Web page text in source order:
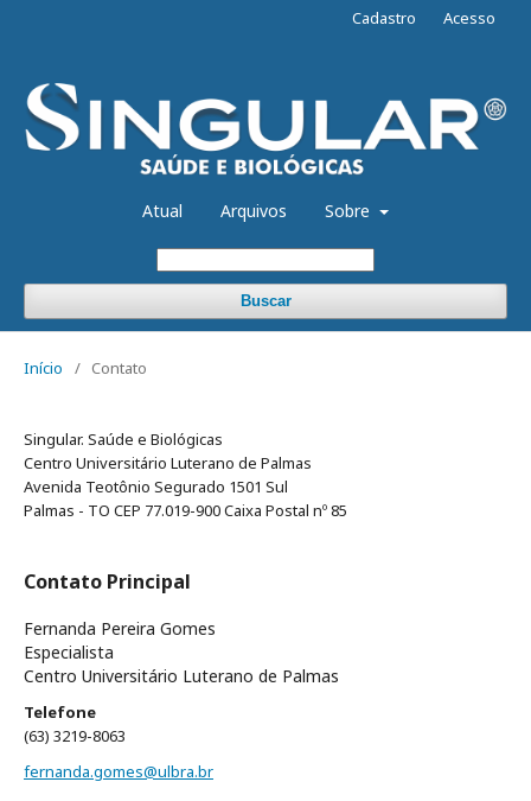
Atual Arquivos Sobre
Buscar
Cadastro Acesso
Início / Contato
Singular. Saúde e Biológicas
Centro Universitário Luterano de Palmas
Avenida Teotônio Segurado 1501 Sul
Palmas - TO CEP 77.019-900 Caixa Postal nº 85
Contato Principal
Fernanda Pereira Gomes
Especialista
Centro Universitário Luterano de Palmas
Telefone
(63) 3219-8063
fernanda.gomes@ulbra.br